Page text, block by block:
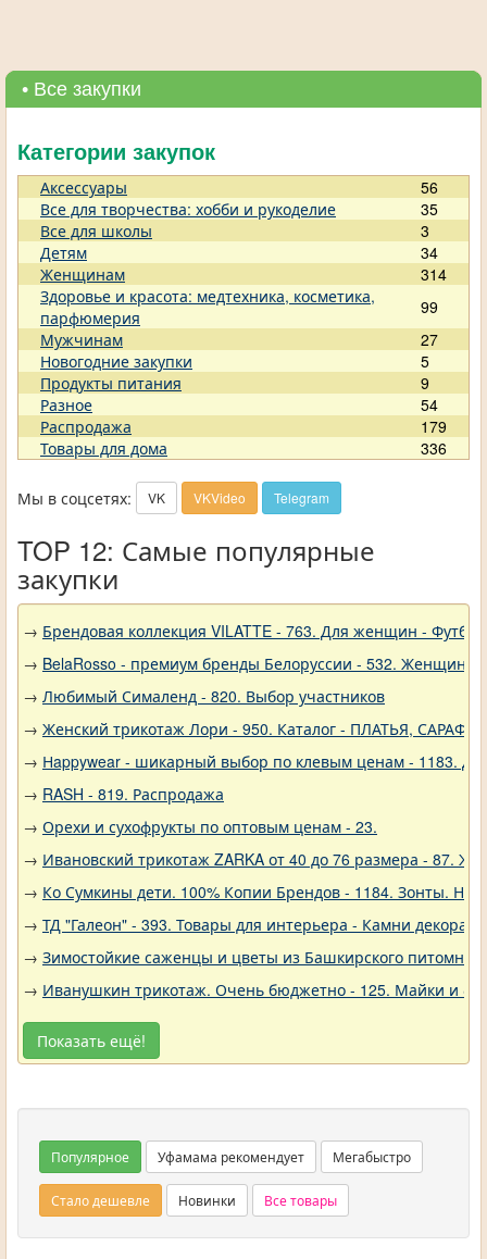
• Все закупки
Категории закупок
Аксессуары
56
Все для творчества: хобби и рукоделие
35
Все для школы
3
Детям
34
Женщинам
314
Здоровье и красота: медтехника, косметика,
парфюмерия
99
Мужчинам
27
Новогодние закупки
5
Продукты питания
9
Разное
54
Распродажа
179
Товары для дома
336
Мы в соцсетях: VK VKVideo Telegram
TOP 12: Самые популярные
закупки
→ Брендовая коллекция VILATTE - 763. Для женщин -
→ BelaRosso - премиум бренды Белоруссии - 532.
→ Любимый Сималенд - 820. Выбор участников
→ Женский трикотаж Лори - 950. Каталог - ПЛАТЬЯ,
→ Нappywear - шикарный выбор по клевым ценам - 1183.
→ RASH - 819. Распродажа
→ Орехи и сухофрукты по оптовым ценам - 23.
→ Ивановский трикотаж ZARKA от 40 до 76 размера - 87.
→ Ко Сумкины дети. 100% Копии Брендов - 1184. Зонты.
→ ТД "Галеон" - 393. Товары для интерьера - Камни
→ Зимостойкие саженцы и цветы из Башкирского
→ Иванушкин трикотаж. Очень бюджетно - 125. Майки и
Показать ещё!
Популярное Уфамама рекомендует Мегабыстро
Стало дешевле Новинки Все товары